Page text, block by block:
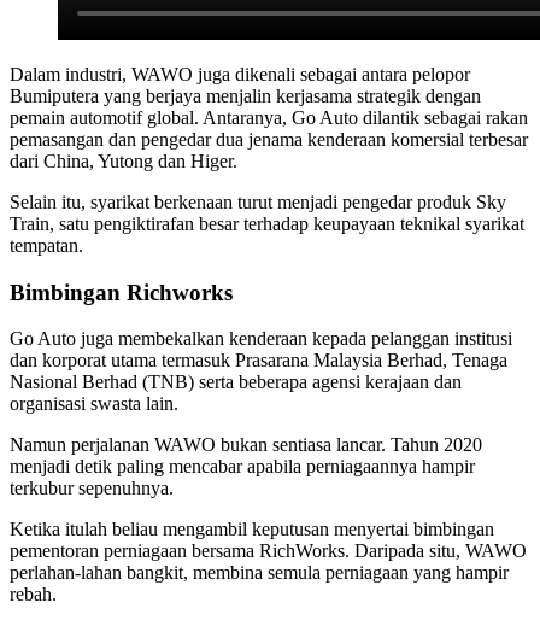
Dalam industri, WAWO juga dikenali sebagai antara pelopor
Bumiputera yang berjaya menjalin kerjasama strategik dengan
pemain automotif global. Antaranya, Go Auto dilantik sebagai rakan
pemasangan dan pengedar dua jenama kenderaan komersial terbesar
dari China, Yutong dan Higer.
Selain itu, syarikat berkenaan turut menjadi pengedar produk Sky
Train, satu pengiktirafan besar terhadap keupayaan teknikal syarikat
tempatan.
Bimbingan Richworks
Go Auto juga membekalkan kenderaan kepada pelanggan institusi
dan korporat utama termasuk Prasarana Malaysia Berhad, Tenaga
Nasional Berhad (TNB) serta beberapa agensi kerajaan dan
organisasi swasta lain.
Namun perjalanan WAWO bukan sentiasa lancar. Tahun 2020
menjadi detik paling mencabar apabila perniagaannya hampir
terkubur sepenuhnya.
Ketika itulah beliau mengambil keputusan menyertai bimbingan
pementoran perniagaan bersama RichWorks. Daripada situ, WAWO
perlahan-lahan bangkit, membina semula perniagaan yang hampir
rebah.